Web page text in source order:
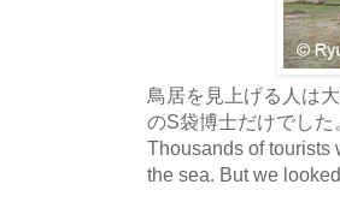
鳥居を見上げる人は
のS袋博士だけでした
Thousands of tourists
the sea. But we